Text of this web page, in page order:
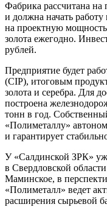
Фабрика рассчитана на
и должна начать
на проектную
золота ежегодно.
рублей.
Предприятие будет
(CIP), итоговым
золота и серебра. Для
построена
тонн в год.
«Полиметаллу»
и гарантирует
У «Салдинской ЗРК»
в Свердловской
Маминское, в
«Полиметалл» ведет
расширения сырьевой